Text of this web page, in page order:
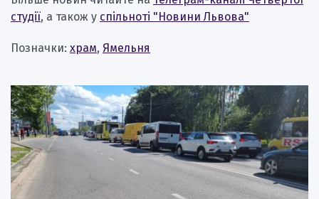
студії, а також у спільноті "Новини Львова"
Позначки: храм, Ямельня